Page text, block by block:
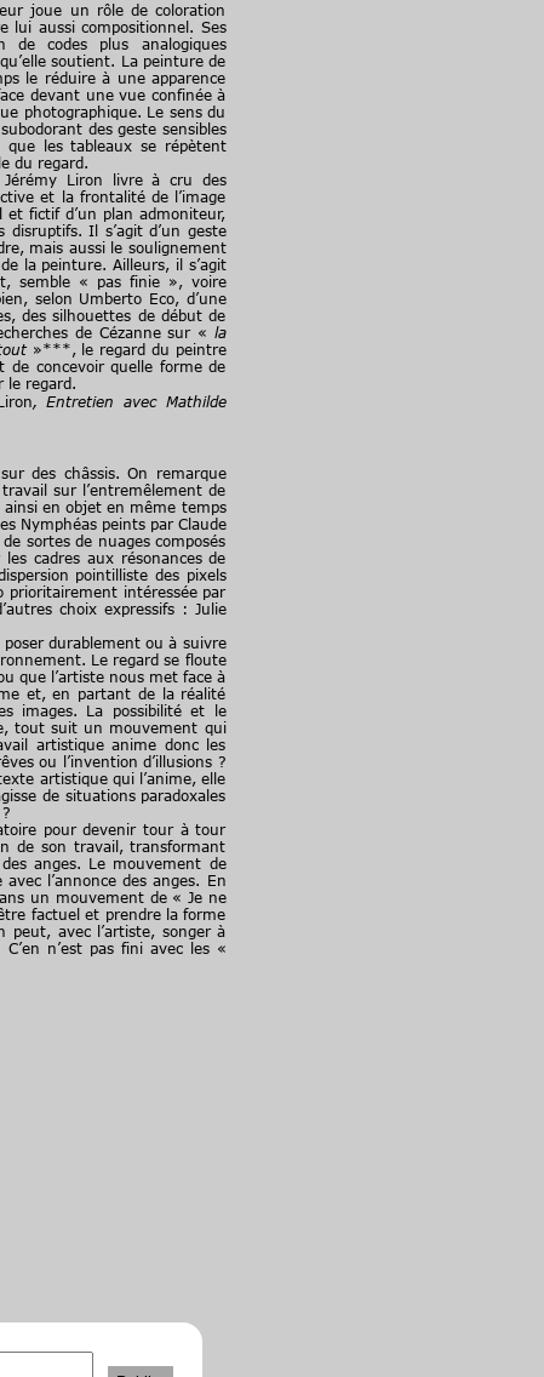
joue un rôle de coloration
lui aussi compositionnel. Ses
de codes plus analogiques
soutient. La peinture de
le réduire à une apparence
devant une vue confinée à
photographique. Le sens du
des geste sensibles
que les tableaux se répètent
du regard.
Liron livre à cru des
et la frontalité de l’image
et fictif d’un plan admoniteur,
Il s’agit d’un geste
mais aussi le soulignement
la peinture. Ailleurs, il s’agit
semble « pas finie », voire
selon Umberto Eco, d’une
des silhouettes de début de
de Cézanne sur « la
»***, le regard du peintre
de concevoir quelle forme de
le regard.
, Entretien avec Mathilde
des châssis. On remarque
sur l’entremêlement de
ainsi en objet en même temps
Nymphéas peints par Claude
sortes de nuages composés
cadres aux résonances de
pointilliste des pixels
prioritairement intéressée par
choix expressifs : Julie
durablement ou à suivre
Le regard se floute
que l’artiste nous met face à
et, en partant de la réalité
images. La possibilité et le
tout suit un mouvement qui
artistique anime donc les
ou l’invention d’illusions ?
artistique qui l’anime, elle
de situations paradoxales
pour devenir tour à tour
de son travail, transformant
anges. Le mouvement de
l’annonce des anges. En
un mouvement de « Je ne
factuel et prendre la forme
peut, avec l’artiste, songer à
n’est pas fini avec les «